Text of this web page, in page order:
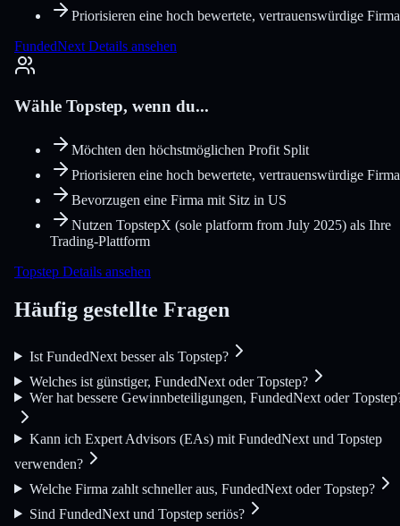
Priorisieren eine hoch bewertete, vertrauenswürdige Firma
FundedNext Details ansehen
Wähle Topstep, wenn du...
Möchten den höchstmöglichen Profit Split
Priorisieren eine hoch bewertete, vertrauenswürdige Firma
Bevorzugen eine Firma mit Sitz in US
Nutzen TopstepX (sole platform from July 2025) als Ihre
Trading-Plattform
Topstep Details ansehen
Häufig gestellte Fragen
Ist FundedNext besser als Topstep?
Welches ist günstiger, FundedNext oder Topstep?
Wer hat bessere Gewinnbeteiligungen, FundedNext oder
Kann ich Expert Advisors (EAs) mit FundedNext und Topstep
verwenden?
Welche Firma zahlt schneller aus, FundedNext oder Topstep?
Sind FundedNext und Topstep seriös?